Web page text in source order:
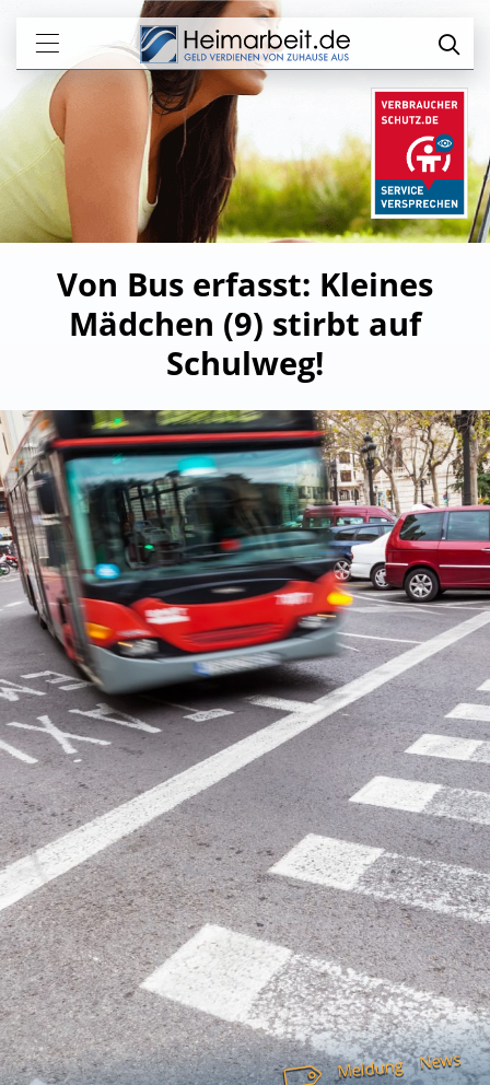
Von Bus erfasst: Kleines
Mädchen (9) stirbt auf
Schulweg!
Meldung News